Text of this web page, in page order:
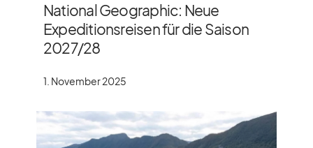
National Geographic: Neue
Expeditionsreisen für die Saison
2027/​28
1. November 2025